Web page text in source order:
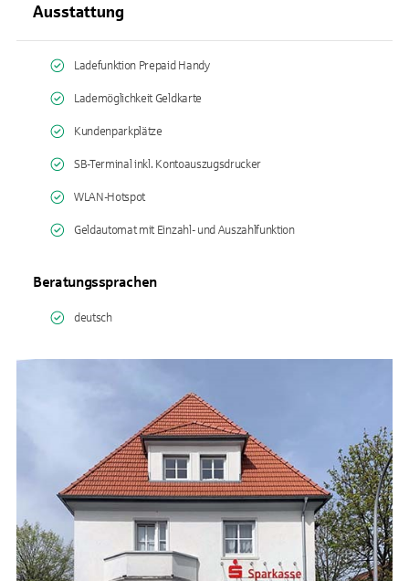
Ausstattung
Ladefunktion Prepaid Handy
Lademöglichkeit Geldkarte
Kundenparkplätze
SB-Terminal inkl. Kontoauszugsdrucker
WLAN-Hotspot
Geldautomat mit Einzahl- und Auszahlfunktion
Beratungssprachen
deutsch